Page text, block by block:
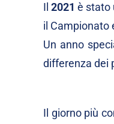
Il2021 è stato
il Campionato
Un anno
differenza dei
Il giorno più